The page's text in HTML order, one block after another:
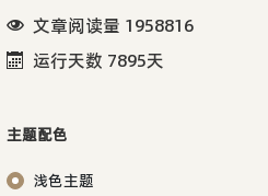
文章阅读量 1958816
运行天数 7895天
主题配色
浅色主题